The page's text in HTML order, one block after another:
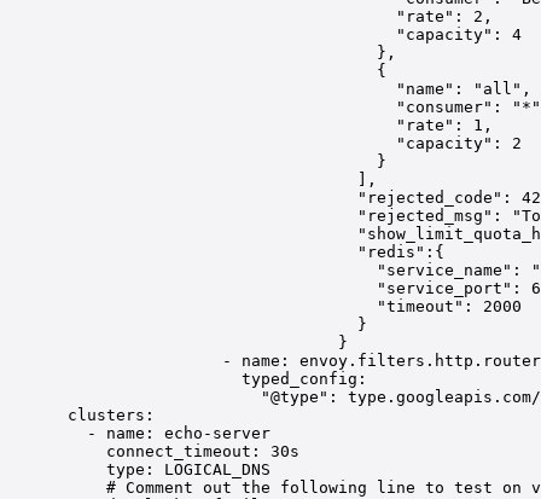
"rate": 2,
"capacity": 4
},
{
"name": "all",
"consumer":
"rate": 1,
"capacity": 2
}
],
"rejected_code":
"rejected_msg":
"redis":{
"service_port":
"timeout": 2000
}
}
- name : envoy.filters.http.router
typed_config :
"@type" :
clusters :
- name : echo-server
connect_timeout : 30s
type : LOGICAL_DNS
# Comment out the following line to test on